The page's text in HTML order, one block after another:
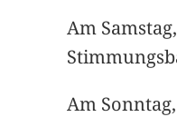
Am
Am